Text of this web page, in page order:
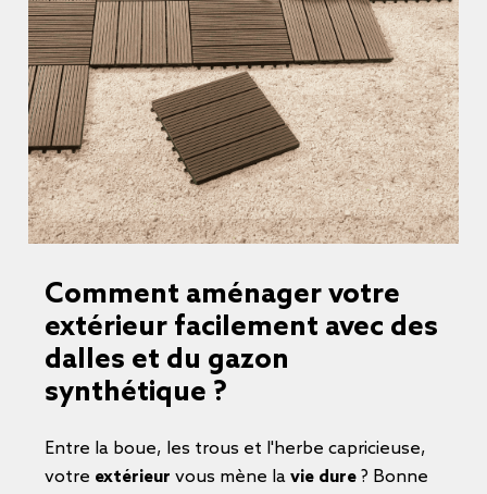
Comment aménager votre
extérieur facilement avec des
dalles et du gazon
synthétique ?
Entre la boue, les trous et l'herbe capricieuse,
votre extérieur vous mène la vie dure ? Bonne